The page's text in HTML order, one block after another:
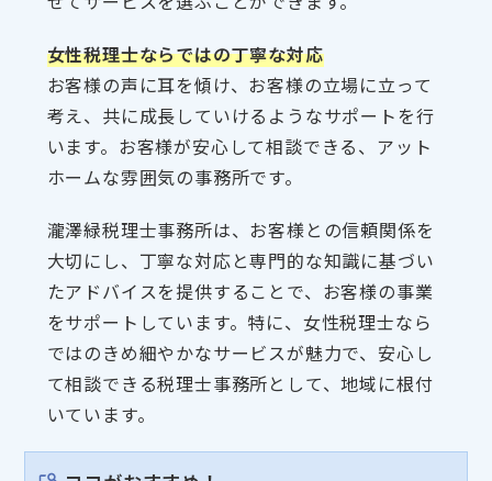
女性税理士ならではの丁寧な対応
お客様の声に耳を傾け、お客様の立場に立って
考え、共に成長していけるようなサポートを行
います。お客様が安心して相談できる、アット
ホームな雰囲気の事務所です。
瀧澤緑税理士事務所は、お客様との信頼関係を
大切にし、丁寧な対応と専門的な知識に基づい
たアドバイスを提供することで、お客様の事業
をサポートしています。特に、女性税理士なら
ではのきめ細やかなサービスが魅力で、安心し
て相談できる税理士事務所として、地域に根付
いています。